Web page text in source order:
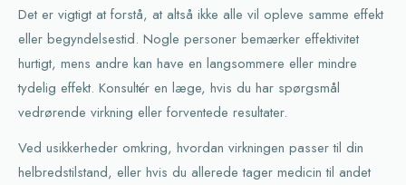
Det er vigtigt at forstå, at altså ikke alle vil opleve samme effekt
eller begyndelsestid. Nogle personer bemærker effektivitet
hurtigt, mens andre kan have en langsommere eller mindre
tydelig effekt. Konsultér en læge, hvis du har spørgsmål
vedrørende virkning eller forventede resultater.
Ved usikkerheder omkring, hvordan virkningen passer til din
helbredstilstand, eller hvis du allerede tager medicin til andet